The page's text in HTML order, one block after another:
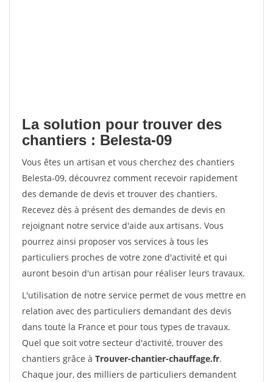
La solution pour trouver des
chantiers : Belesta-09
Vous êtes un artisan et vous cherchez des chantiers
Belesta-09, découvrez comment recevoir rapidement
des demande de devis et trouver des chantiers.
Recevez dès à présent des demandes de devis en
rejoignant notre service d'aide aux artisans. Vous
pourrez ainsi proposer vos services à tous les
particuliers proches de votre zone d'activité et qui
auront besoin d'un artisan pour réaliser leurs travaux.
L'utilisation de notre service permet de vous mettre en
relation avec des particuliers demandant des devis
dans toute la France et pour tous types de travaux.
Quel que soit votre secteur d'activité, trouver des
chantiers grâce à Trouver-chantier-chauffage.fr.
Chaque jour, des milliers de particuliers demandent